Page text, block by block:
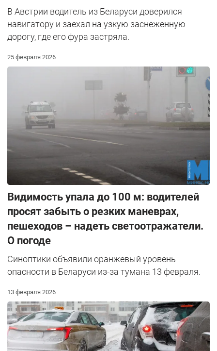
В Австрии водитель из Беларуси доверился
навигатору и заехал на узкую заснеженную
дорогу, где его фура застряла.
25 февраля 2026
Видимость упала до 100 м: водителей
просят забыть о резких маневрах,
пешеходов – надеть светоотражатели.
О погоде
Синоптики объявили оранжевый уровень
опасности в Беларуси из-за тумана 13 февраля.
13 февраля 2026